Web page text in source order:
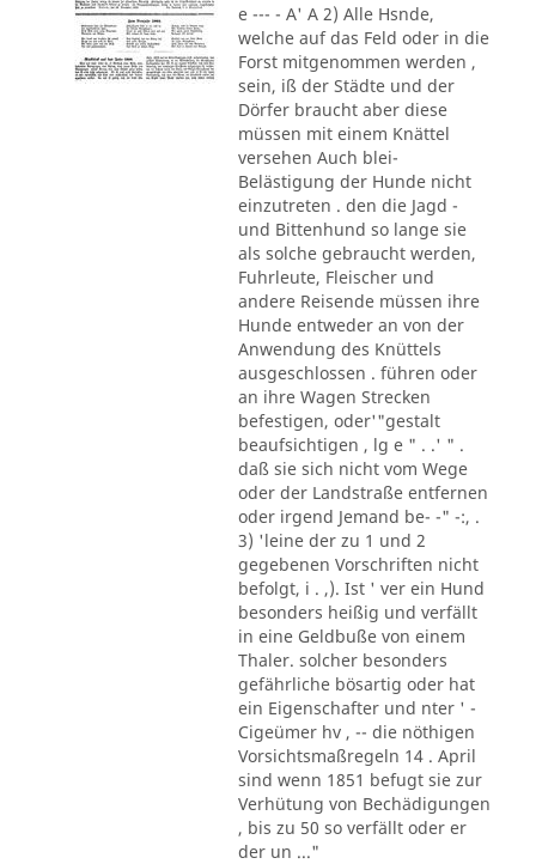
e --- - A' A 2) Alle Hsnde,
welche auf das Feld oder in die
Forst mitgenommen werden ,
sein, iß der Städte und der
Dörfer braucht aber diese
müssen mit einem Knättel
versehen Auch blei-
Belästigung der Hunde nicht
einzutreten . den die Jagd -
und Bittenhund so lange sie
als solche gebraucht werden,
Fuhrleute, Fleischer und
andere Reisende müssen ihre
Hunde entweder an von der
Anwendung des Knüttels
ausgeschlossen . führen oder
an ihre Wagen Strecken
befestigen, oder'"gestalt
beaufsichtigen , lg e " . .' " .
daß sie sich nicht vom Wege
oder der Landstraße entfernen
oder irgend Jemand be- -" -:, .
3) 'leine der zu 1 und 2
gegebenen Vorschriften nicht
befolgt, i . ,). Ist ' ver ein Hund
besonders heißig und verfällt
in eine Geldbuße von einem
Thaler. solcher besonders
gefährliche bösartig oder hat
ein Eigenschafter und nter ' -
Cigeümer hv , -- die nöthigen
Vorsichtsmaßregeln 14 . April
sind wenn 1851 befugt sie zur
Verhütung von Bechädigungen
, bis zu 50 so verfällt oder er
der un ..."